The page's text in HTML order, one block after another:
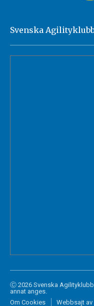
Svenska
Ⓒ 2026 Svenska
annat anges.
Om Cookies
Webbsajt av